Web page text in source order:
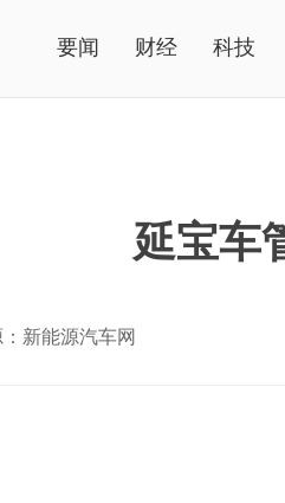
要闻 财经 科技
延宝车
新能源汽车网